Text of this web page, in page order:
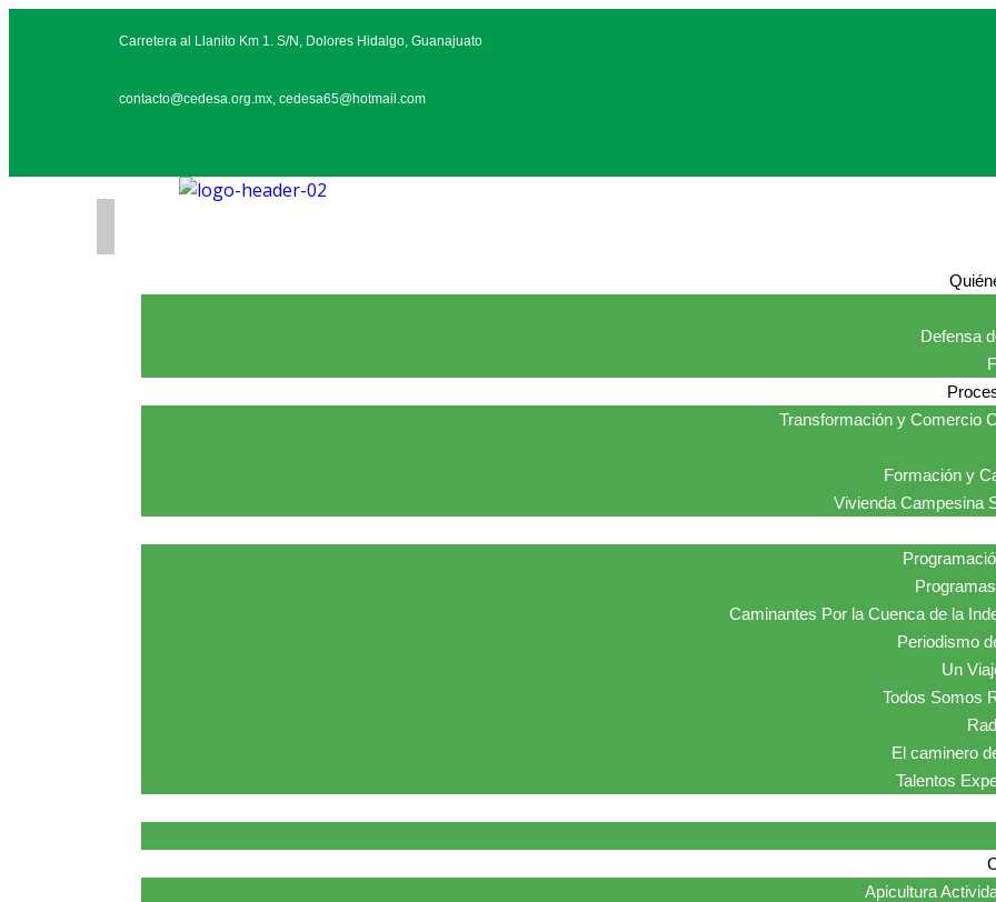
Carretera al Llanito Km 1. S/N, Dolores Hidalgo, Guanajuato
contacto@cedesa.org.mx, cedesa65@hotmail.com
Defensa
Transformación y Comercio
Formación y
Vivienda Campesina
Caminantes Por la Cuenca de la
Periodismo
Un
Todos Somos
El caminero
Talentos
Apicultura